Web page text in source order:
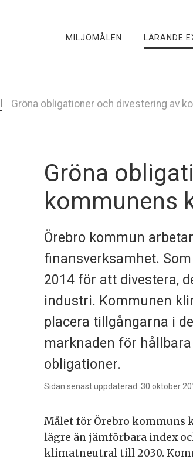
MILJÖMÅLEN LÄRANDE
Gröna obligationer och divestering av
Gröna
kommunens
Örebro kommun
finansverksamhet.
2014 för att divestera,
industri. Kommunen
placera tillgångarna i
marknaden för
obligationer.
Sidan senast uppdaterad: 30 oktober
Målet för Örebro
lägre än jämförbara index
klimatneutral till 2030.